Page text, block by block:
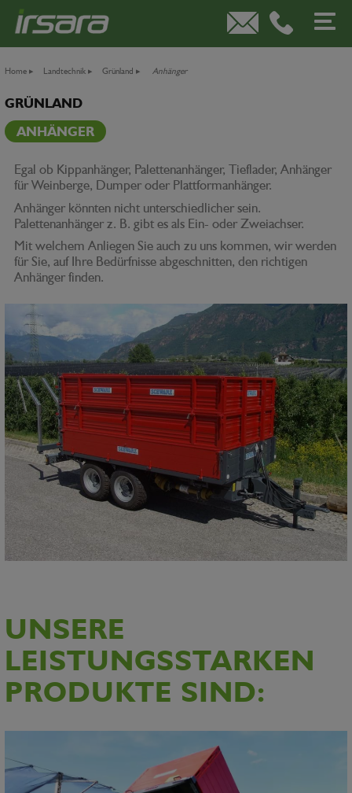
Home ▸ Landtechnik ▸ Grünland ▸ Anhänger
GRÜNLAND
ANHÄNGER
Egal ob Kippanhänger, Palettenanhänger, Tieflader, Anhänger
für Weinberge, Dumper oder Plattformanhänger.
Anhänger könnten nicht unterschiedlicher sein.
Palettenanhänger z. B. gibt es als Ein- oder Zweiachser.
Mit welchem Anliegen Sie auch zu uns kommen, wir werden
für Sie, auf Ihre Bedürfnisse abgeschnitten, den richtigen
Anhänger finden.
UNSERE
LEISTUNGSSTARKEN
PRODUKTE SIND: